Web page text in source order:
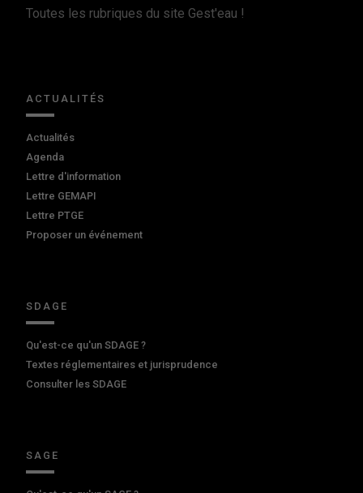
Toutes les rubriques du site Gest'eau !
ACTUALITÉS
Actualités
Agenda
Lettre d'information
Lettre GEMAPI
Lettre PTGE
Proposer un événement
SDAGE
Qu'est-ce qu'un SDAGE ?
Textes réglementaires et jurisprudence
Consulter les SDAGE
SAGE